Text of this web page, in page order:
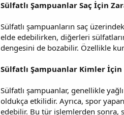
Sülfatlı Şampuanlar Saç İçin
Sülfatlı şampuanların saç
elde edebilirken, diğerleri
dengesini de bozabilir. Özellikle
Sülfatlı Şampuanlar Kimler
Sülfatlı şampuanlar, genellikle
oldukça etkilidir. Ayrıca, spor
edebilir. Bu tür işlemlerden sonra,